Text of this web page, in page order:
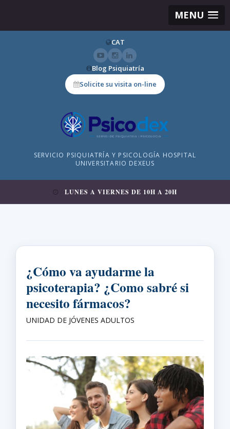
MENU
CAT
Blog Psiquiatría
Solicite su visita on-line
SERVICIO PSIQUIATRÍA Y PSICOLOGÍA HOSPITAL
UNIVERSITARIO DEXEUS
LUNES A VIERNES DE 10H A 20H
¿Cómo va ayudarme la
psicoterapia? ¿Como sabré si
necesito fármacos?
UNIDAD DE JÓVENES ADULTOS